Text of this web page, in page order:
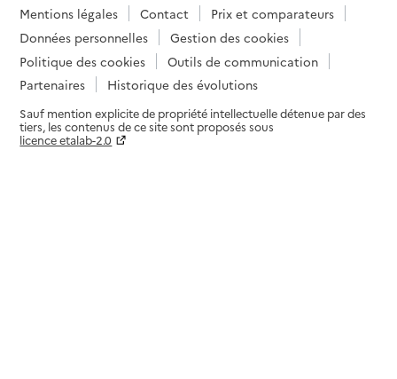
Mentions légales
Contact
Prix et comparateurs
Données personnelles
Gestion des cookies
Politique des cookies
Outils de communication
Partenaires
Historique des évolutions
Sauf mention explicite de propriété intellectuelle détenue par des
tiers, les contenus de ce site sont proposés sous
licence etalab-2.0